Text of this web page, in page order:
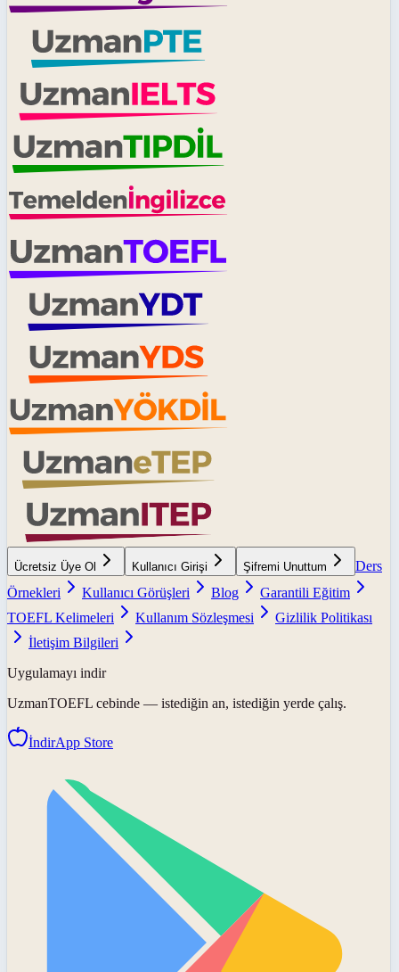
Ücretsiz Üye Ol Kullanıcı Girişi Şifremi Unuttum
Ders
Örnekleri
Kullanıcı Görüşleri Blog
Garantili Eğitim
TOEFL Kelimeleri
Kullanım Sözleşmesi
Gizlilik Politikası
İletişim Bilgileri
Uygulamayı indir
UzmanTOEFL cebinde — istediğin an, istediğin yerde çalış.
İndirApp Store